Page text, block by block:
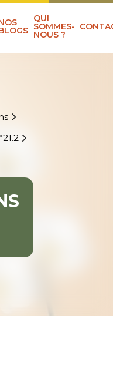
QUI
SOMMES-
NOUS ?